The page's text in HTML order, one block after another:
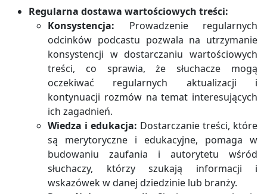
Regularna dostawa wartościowych treści:
Konsystencja: Prowadzenie regularnych
odcinków podcastu pozwala na utrzymanie
konsystencji w dostarczaniu wartościowych
treści, co sprawia, że słuchacze mogą
oczekiwać regularnych aktualizacji i
kontynuacji rozmów na temat interesujących
ich zagadnień.
Wiedza i edukacja: Dostarczanie treści, które
są merytoryczne i edukacyjne, pomaga w
budowaniu zaufania i autorytetu wśród
słuchaczy, którzy szukają informacji i
wskazówek w danej dziedzinie lub branży.